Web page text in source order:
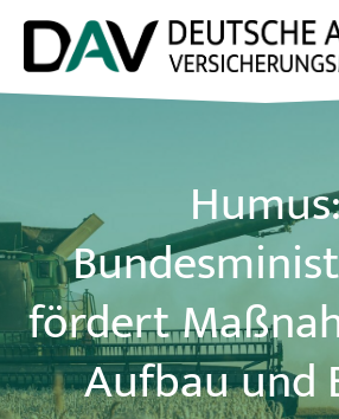
Zum
Inhalt
springen
fördert
Aufbau und